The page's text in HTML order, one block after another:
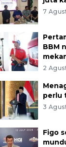
7
BBM
2
perlu
3
Figo